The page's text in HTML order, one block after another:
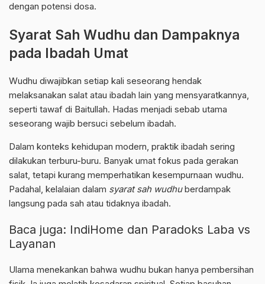
dengan potensi dosa.
Syarat Sah Wudhu dan Dampaknya
pada Ibadah Umat
Wudhu diwajibkan setiap kali seseorang hendak
melaksanakan salat atau ibadah lain yang mensyaratkannya,
seperti tawaf di Baitullah. Hadas menjadi sebab utama
seseorang wajib bersuci sebelum ibadah.
Dalam konteks kehidupan modern, praktik ibadah sering
dilakukan terburu-buru. Banyak umat fokus pada gerakan
salat, tetapi kurang memperhatikan kesempurnaan wudhu.
Padahal, kelalaian dalam syarat sah wudhuberdampak
langsung pada sah atau tidaknya ibadah.
Baca juga: IndiHome dan Paradoks Laba vs
Layanan
Ulama menekankan bahwa wudhu bukan hanya pembersihan